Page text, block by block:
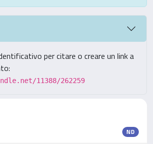
per citare o creare un link a
11388/262259
ND